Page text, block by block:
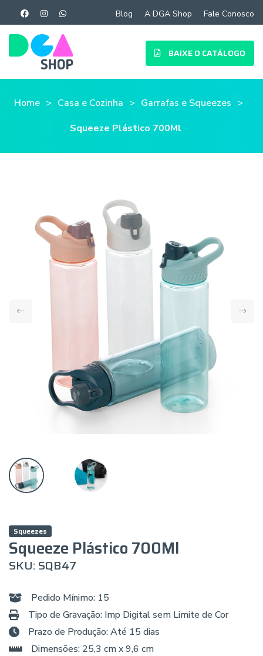
Blog A DGA Shop Fale Conosco
BAIXE O CATÁLOGO
Home Casa e Cozinha
Garrafas e Squeezes
Squeeze Plástico 700Ml
Squeezes
Squeeze Plástico 700Ml
SKU: SQB47
Pedido Mínimo: 15
Tipo de Gravação: Imp Digital sem Limite de Cor
Prazo de Produção: Até 15 dias
Dimensões: 25,3 cm x 9,6 cm